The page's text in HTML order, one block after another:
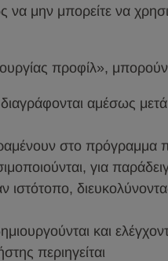
να μην μπορείτε να
προφίλ»,
αμέσως
στο πρόγραμμα
για
και
περιηγείται